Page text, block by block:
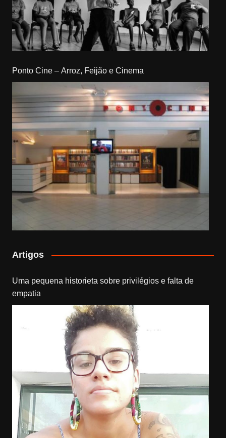
Ponto Cine – Arroz, Feijão e Cinema
Artigos
Uma pequena historieta sobre privilégios e falta de
empatia